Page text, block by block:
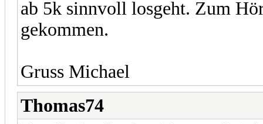
ab 5k sinnvoll losgeht. Zum
gekommen.
Gruss Michael
Thomas74